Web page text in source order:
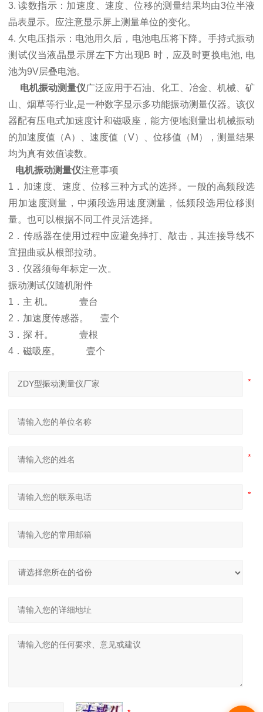
3. 读数指示：加速度、速度、位移的测量结果均由3位半液
晶表显示。应注意显示屏上测量单位的变化。
4. 欠电压指示：电池用久后，电池电压将下降。手持式振动
测试仪当液晶显示屏左下方出现B 时，应及时更换电池, 电
池为9V层叠电池。
电机振动测量仪广泛应用于石油、化工、冶金、机械、矿
山、烟草等行业,是一种数字显示多功能振动测量仪器。该仪
器配有压电式加速度计和磁吸座，能方便地测量出机械振动
的加速度值（A）、速度值（V）、位移值（M），测量结果
均为真有效值读数。
电机振动测量仪注意事项
1．加速度、速度、位移三种方式的选择。一般的高频段选
用加速度测量，中频段选用速度测量，低频段选用位移测
量。也可以根据不同工件灵活选择。
2．传感器在使用过程中应避免摔打、敲击，其连接导线不
宜扭曲或从根部拉动。
3．仪器须每年标定一次。
振动测试仪随机附件
1．主 机。 壹台
2．加速度传感器。 壹个
3．探 杆。 壹根
4．磁吸座。 壹个